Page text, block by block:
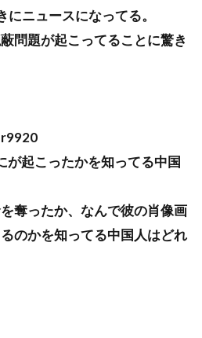
ニュースになってる。
問題が起こってることに驚き
が起こったかを知ってる中国
奪ったか、なんで彼の肖像画
のかを知ってる中国人はどれ